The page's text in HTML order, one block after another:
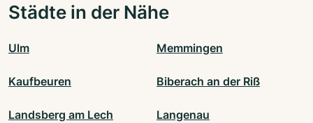
Städte in der Nähe
Ulm Memmingen
Kaufbeuren Biberach an der Riß
Landsberg am Lech Langenau